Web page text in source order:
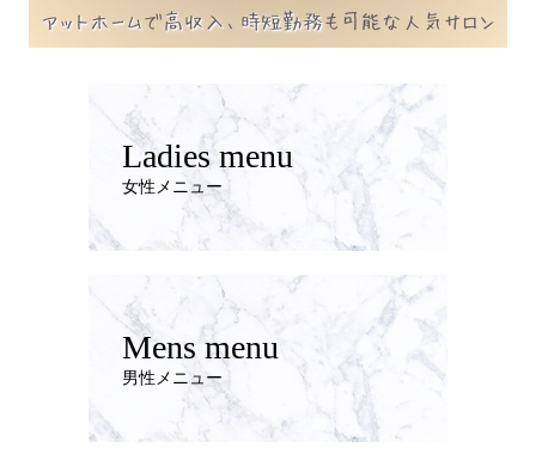
Ladies menu
女性メニュー
Mens menu
男性メニュー